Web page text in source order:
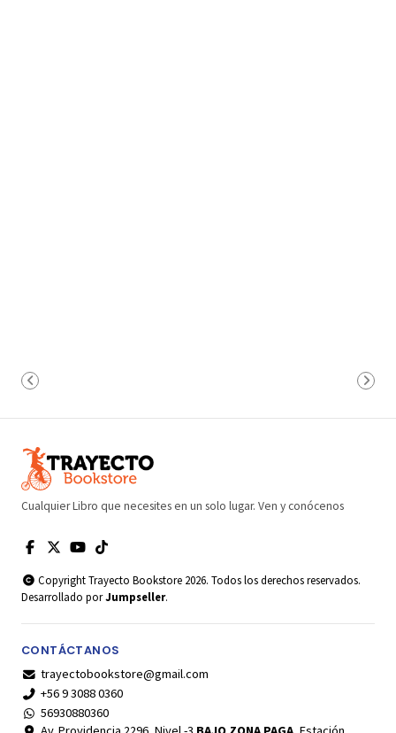
Cualquier Libro que necesites en un solo lugar. Ven y conócenos
Copyright Trayecto Bookstore 2026. Todos los derechos reservados.
Desarrollado porJumpseller.
CONTÁCTANOS
trayectobookstore@gmail.com
+56 9 3088 0360
56930880360